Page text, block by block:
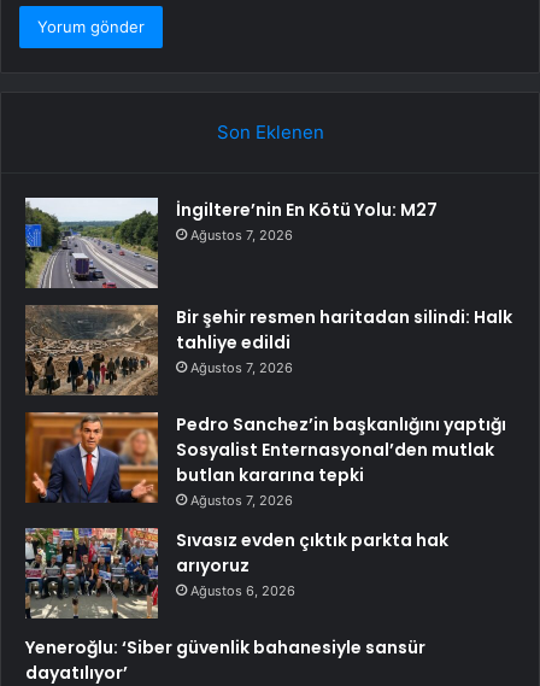
Son Eklenen
İngiltere’nin En Kötü Yolu: M27
Ağustos 7, 2026
Bir şehir resmen haritadan silindi: Halk
tahliye edildi
Ağustos 7, 2026
Pedro Sanchez’in başkanlığını yaptığı
Sosyalist Enternasyonal’den mutlak
butlan kararına tepki
Ağustos 7, 2026
Sıvasız evden çıktık parkta hak
arıyoruz
Ağustos 6, 2026
Yeneroğlu: ‘Siber güvenlik bahanesiyle sansür
dayatılıyor’